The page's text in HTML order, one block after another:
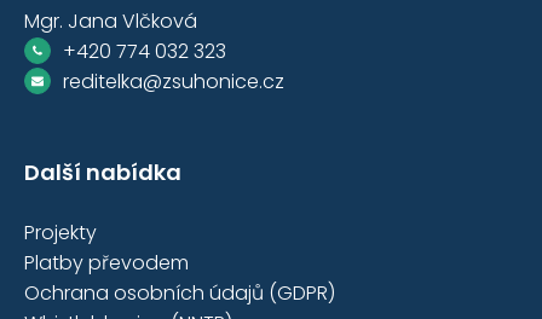
Mgr. Jana Vlčková
+420 774 032 323
reditelka@zsuhonice.cz
Další nabídka
Projekty
Platby převodem
Ochrana osobních údajů (GDPR)